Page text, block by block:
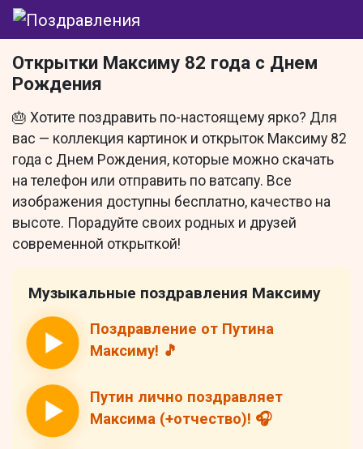
Открытки Максиму 82 года с Днем
Рождения
🎂 Хотите поздравить по-настоящему ярко? Для
вас — коллекция картинок и открыток Максиму 82
года с Днем Рождения, которые можно скачать
на телефон или отправить по ватсапу. Все
изображения доступны бесплатно, качество на
высоте. Порадуйте своих родных и друзей
современной открыткой!
Музыкальные поздравления Максиму
Поздравление от Путина
Максиму! 🎵
Путин лично поздравляет
Максима (+отчество)! 🎧